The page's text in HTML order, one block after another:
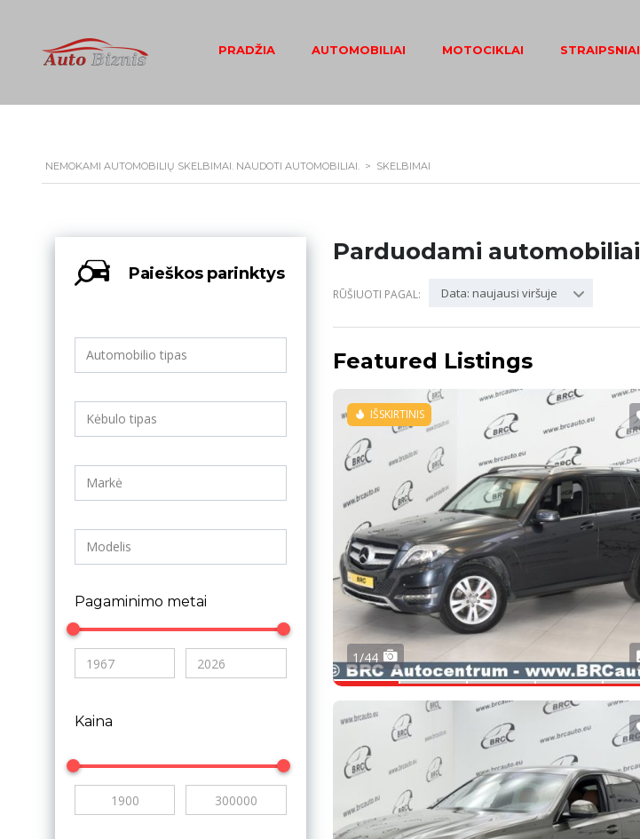
PRADŽIA AUTOMOBILIAI MOTOCIKLAI STRAIPSNIAI
NEMOKAMI AUTOMOBILIŲ SKELBIMAI. NAUDOTI AUTOMOBILIAI. > SKELBIMAI
Paieškos parinktys
Pagaminimo metai
Kaina
Parduodami automobiliai
RŪŠIUOTI PAGAL: Data: naujausi viršuje
Featured Listings
IŠSKIRTINIS
1/44